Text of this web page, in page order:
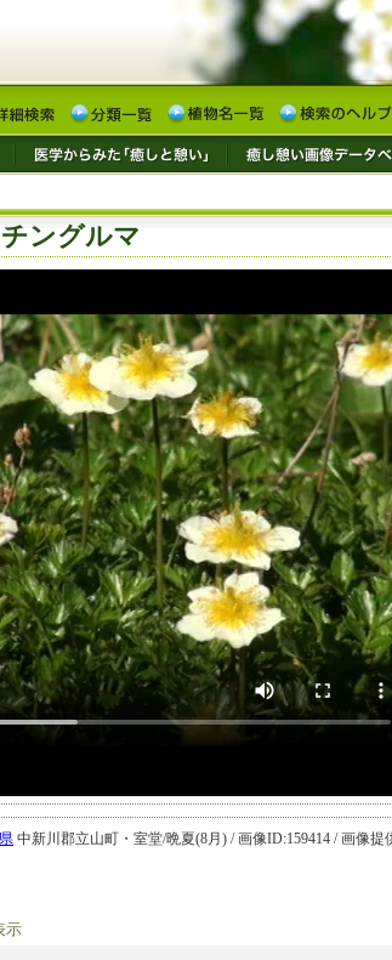
ングルマ
中新川郡立山町・室堂/晩夏(8月) / 画像ID:159414 / 画像提
示